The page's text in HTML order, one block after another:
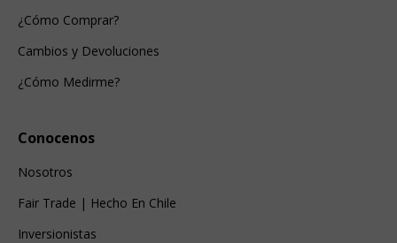
¿Cómo Comprar?
Cambios y Devoluciones
¿Cómo Medirme?
Conocenos
Nosotros
Fair Trade | Hecho En Chile
Inversionistas